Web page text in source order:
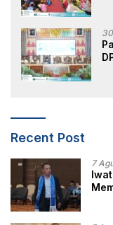
Recent Post
7